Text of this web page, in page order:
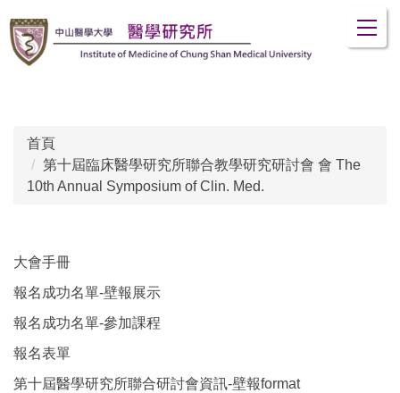
到
主
首頁
第十屆臨床醫學研究所聯合教學研究研討會 會 The
10th Annual Symposium of Clin. Med.
大會手冊
報名成功名單-壁報展示
報名成功名單-參加課程
報名表單
第十屆醫學研究所聯合研討會資訊-壁報format